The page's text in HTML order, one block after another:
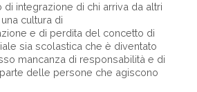
integrazione di chi arriva da altri
cultura di
e di perdita del concetto di
sia scolastica che è diventato
mancanza di responsabilità e di
delle persone che agiscono